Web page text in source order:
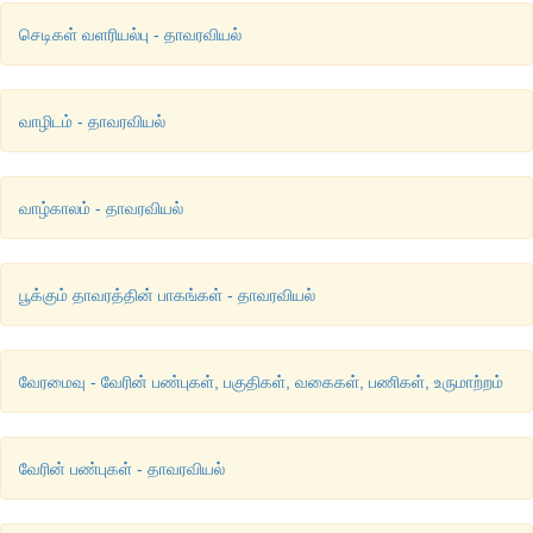
வேர்கள் அல்ல. வேர்முனைத் தண்டில் வேர் மூடியும், வேர்த்
1. குமிழம் (Bulb)
அல்லது குவிந்த வடிவமுடைய தரைகீழ் தண்டாகும். இவை
செடிகள் வளரியல்பு - தாவரவியல்
வாழிடம் - தாவரவியல்
வாழ்காலம் - தாவரவியல்
பூக்கும் தாவரத்தின் பாகங்கள் - தாவரவியல்
வேரமைவு - வேரின் பண்புகள், பகுதிகள், வகைகள், பணிகள், உருமாற்றம்
வேரின் பண்புகள் - தாவரவியல்